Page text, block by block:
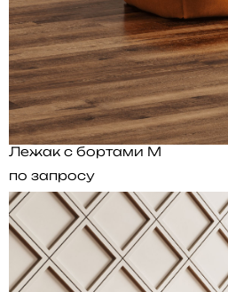
Лежак с бортами M
по запросу